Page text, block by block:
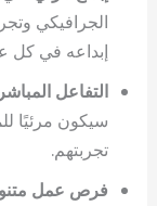
الجرافيكي
إبداعه في كل
التفاعل
سيكون مرئيًا
تجربتهم.
فرص عمل